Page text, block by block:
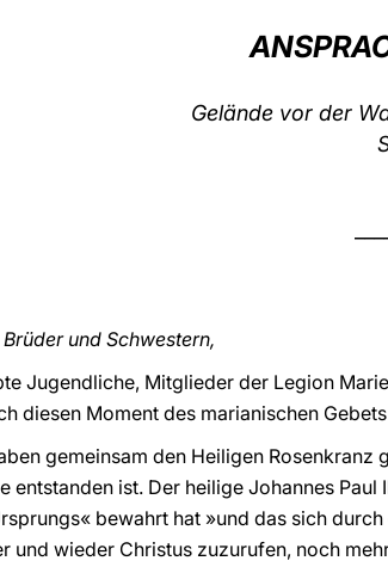
Gelände vor der
und Schwestern,
Jugendliche, Mitglieder der Legion
diesen Moment des marianischen
gemeinsam den Heiligen
entstanden ist. Der heilige Johannes
bewahrt hat »und das sich
und wieder Christus zuzurufen, noch